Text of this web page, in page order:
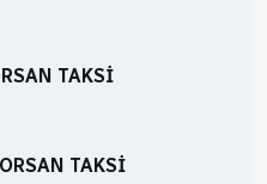
TAKSI
TAKSI